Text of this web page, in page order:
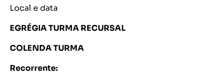
Local e data
EGRÉGIA TURMA RECURSAL
COLENDA TURMA
Recorrente: